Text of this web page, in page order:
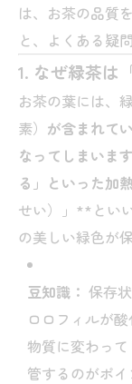
は、お茶の品質
と、よくある疑
1. なぜ緑茶は
お茶の葉には、
素） が含まれて
なってしまいま
る」といった加
せい）」**とい
の美しい緑色が
豆知識： 保存
ロロフィルが
物質に変わっ
管するのがポイ